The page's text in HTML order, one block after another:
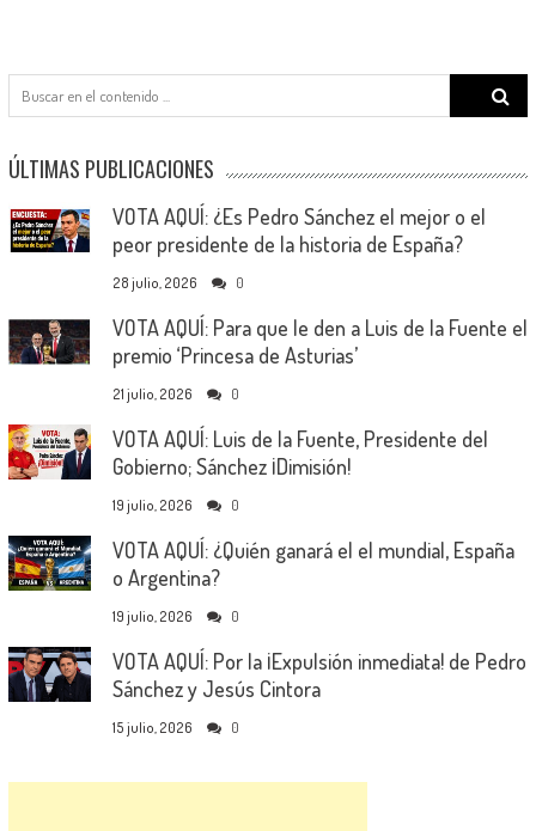
Search
ÚLTIMAS PUBLICACIONES
VOTA AQUÍ: ¿Es Pedro Sánchez el mejor o el
peor presidente de la historia de España?
28 julio, 2026 0
VOTA AQUÍ: Para que le den a Luis de la Fuente el
premio ‘Princesa de Asturias’
21 julio, 2026 0
VOTA AQUÍ: Luis de la Fuente, Presidente del
Gobierno; Sánchez ¡Dimisión!
19 julio, 2026 0
VOTA AQUÍ: ¿Quién ganará el el mundial, España
o Argentina?
19 julio, 2026 0
VOTA AQUÍ: Por la ¡Expulsión inmediata! de Pedro
Sánchez y Jesús Cintora
15 julio, 2026 0